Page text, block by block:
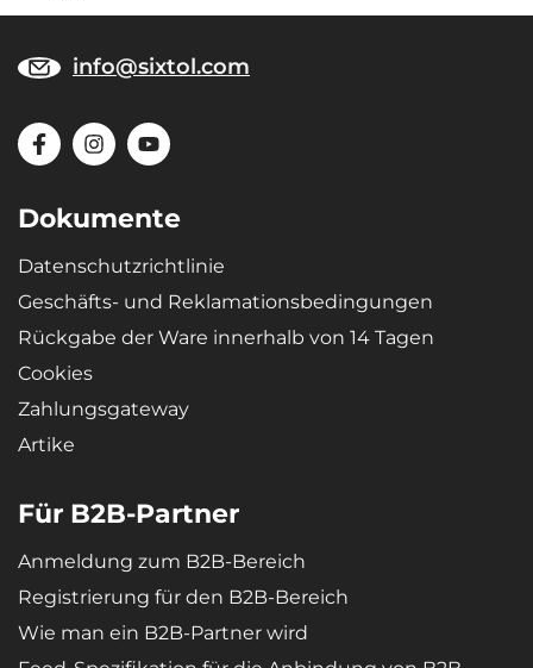
info@sixtol.com
Dokumente
Datenschutzrichtlinie
Geschäfts- und Reklamationsbedingungen
Rückgabe der Ware innerhalb von 14 Tagen
Cookies
Zahlungsgateway
Artike
Für B2B-Partner
Anmeldung zum B2B-Bereich
Registrierung für den B2B-Bereich
Wie man ein B2B-Partner wird